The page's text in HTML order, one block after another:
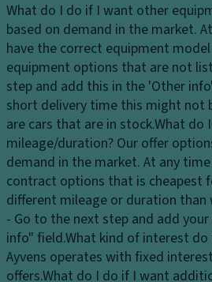
What do I do if I want other
based on demand in the market.
have the correct equipment
equipment options that are not
step and add this in the 'Other
short delivery time this might not
are cars that are in stock.What do
mileage/duration? Our offer
demand in the market. At any
contract options that is cheapest
different mileage or duration than
- Go to the next step and add
info" field.What kind of interest do
Ayvens operates with fixed
offers.What do I do if I want